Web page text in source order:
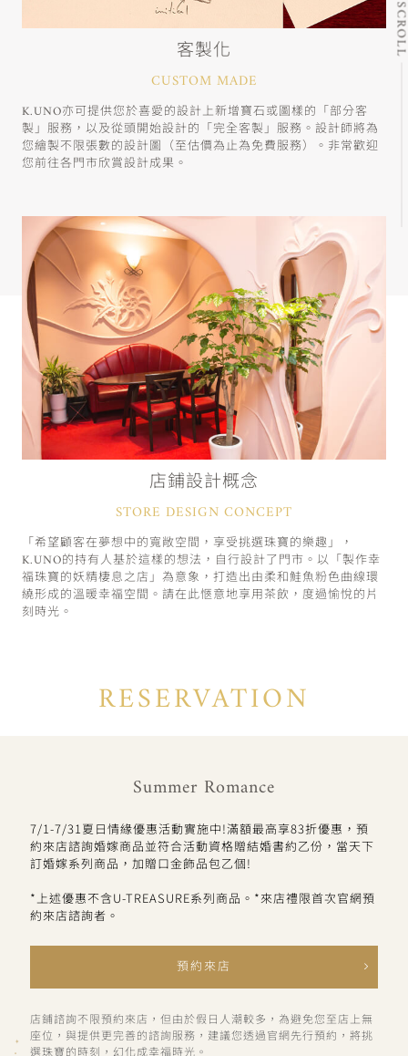
客製化
CUSTOM MADE
K.UNO亦可提供您於喜愛的設計上新增寶石或圖樣的「部分客
製」服務，以及從頭開始設計的「完全客製」服務。設計師將為
您繪製不限張數的設計圖（至估價為止為免費服務）。非常歡迎
您前往各門市欣賞設計成果。
店鋪設計概念
STORE DESIGN CONCEPT
「希望顧客在夢想中的寬敞空間，享受挑選珠寶的樂趣」，
K.UNO的持有人基於這樣的想法，自行設計了門市。以「製作幸
福珠寶的妖精棲息之店」為意象，打造出由柔和鮭魚粉色曲線環
繞形成的溫暖幸福空間。請在此愜意地享用茶飲，度過愉悅的片
刻時光。
RESERVATION
Summer Romance
7/1-7/31夏日情緣優惠活動實施中!滿額最高享83折優惠，預
約來店諮詢婚嫁商品並符合活動資格贈結婚書約乙份，當天下
訂婚嫁系列商品，加贈口金飾品包乙個!
*上述優惠不含U-TREASURE系列商品。*來店禮限首次官網預
約來店諮詢者。
預約來店
店鋪諮詢不限預約來店，但由於假日人潮較多，為避免您至店上無
座位，與提供更完善的諮詢服務，建議您透過官網先行預約，將挑
選珠寶的時刻，幻化成幸福時光。